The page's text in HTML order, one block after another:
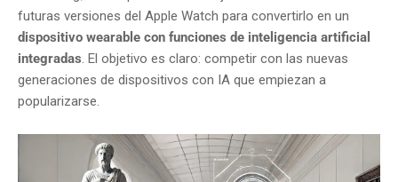
futuras versiones del Apple Watch para convertirlo en un
dispositivo wearable con funciones de inteligencia artificial
integradas. El objetivo es claro: competir con las nuevas
generaciones de dispositivos con IA que empiezan a
popularizarse.